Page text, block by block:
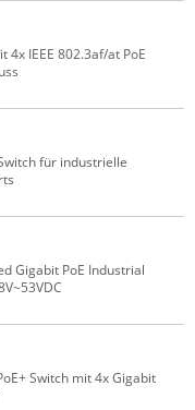
4x IEEE 802.3af/at PoE
für industrielle
Gigabit PoE Industrial
Switch mit 4x Gigabit